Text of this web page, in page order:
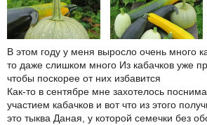
В этом году у меня выросло очень много
то даже слишком много Из кабачков уже
чтобы поскорее от них избавится
Как-то в сентябре мне захотелось
участием кабачков и вот что из этого
это тыква Даная, у которой семечки без